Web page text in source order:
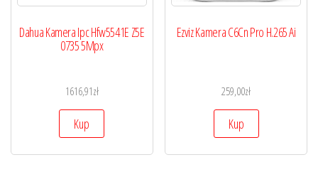
Dahua Kamera Ipc Hfw5541E Z5E
0735 5Mpx
1616,91zł
Kup
Ezviz Kamera C6Cn Pro H.265 Ai
259,00zł
Kup